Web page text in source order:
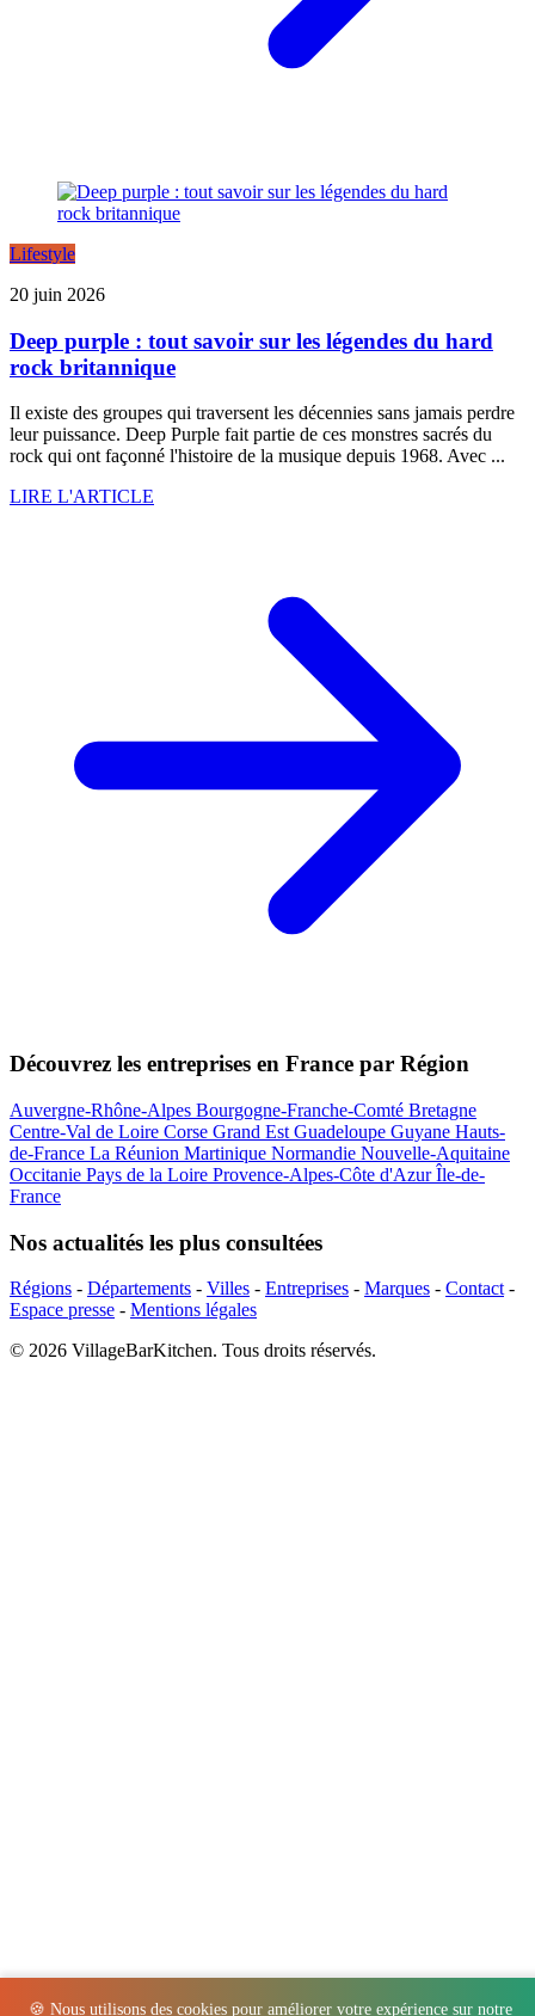
🍪 Nous utilisons des cookies pour améliorer votre expérience sur notre
Lifestyle
20 juin 2026
Deep purple : tout savoir sur les légendes du hard
rock britannique
Il existe des groupes qui traversent les décennies sans jamais perdre
leur puissance. Deep Purple fait partie de ces monstres sacrés du
rock qui ont façonné l'histoire de la musique depuis 1968. Avec ...
LIRE L'ARTICLE
Découvrez les entreprises en France par Région
Auvergne-Rhône-Alpes Bourgogne-Franche-Comté Bretagne
Centre-Val de Loire Corse Grand Est Guadeloupe Guyane Hauts-
de-France La Réunion Martinique Normandie Nouvelle-Aquitaine
Occitanie Pays de la Loire Provence-Alpes-Côte d'AzurÎle-de-
France
Nos actualités les plus consultées
Régions - Départements - Villes - Entreprises - Marques - Contact -
Espace presse - Mentions légales
© 2026 VillageBarKitchen. Tous droits réservés.